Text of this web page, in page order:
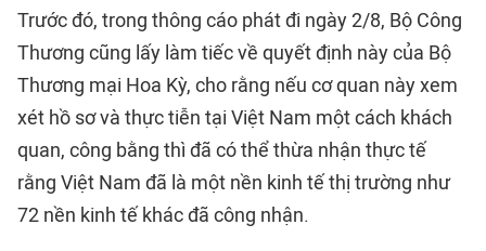
Trước đó, trong thông cáo phát đi ngày 2/8, Bộ Công
Thương cũng lấy làm tiếc về quyết định này của Bộ
Thương mại Hoa Kỳ, cho rằng nếu cơ quan này xem
xét hồ sơ và thực tiễn tại Việt Nam một cách khách
quan, công bằng thì đã có thể thừa nhận thực tế
rằng Việt Nam đã là một nền kinh tế thị trường như
72 nền kinh tế khác đã công nhận.